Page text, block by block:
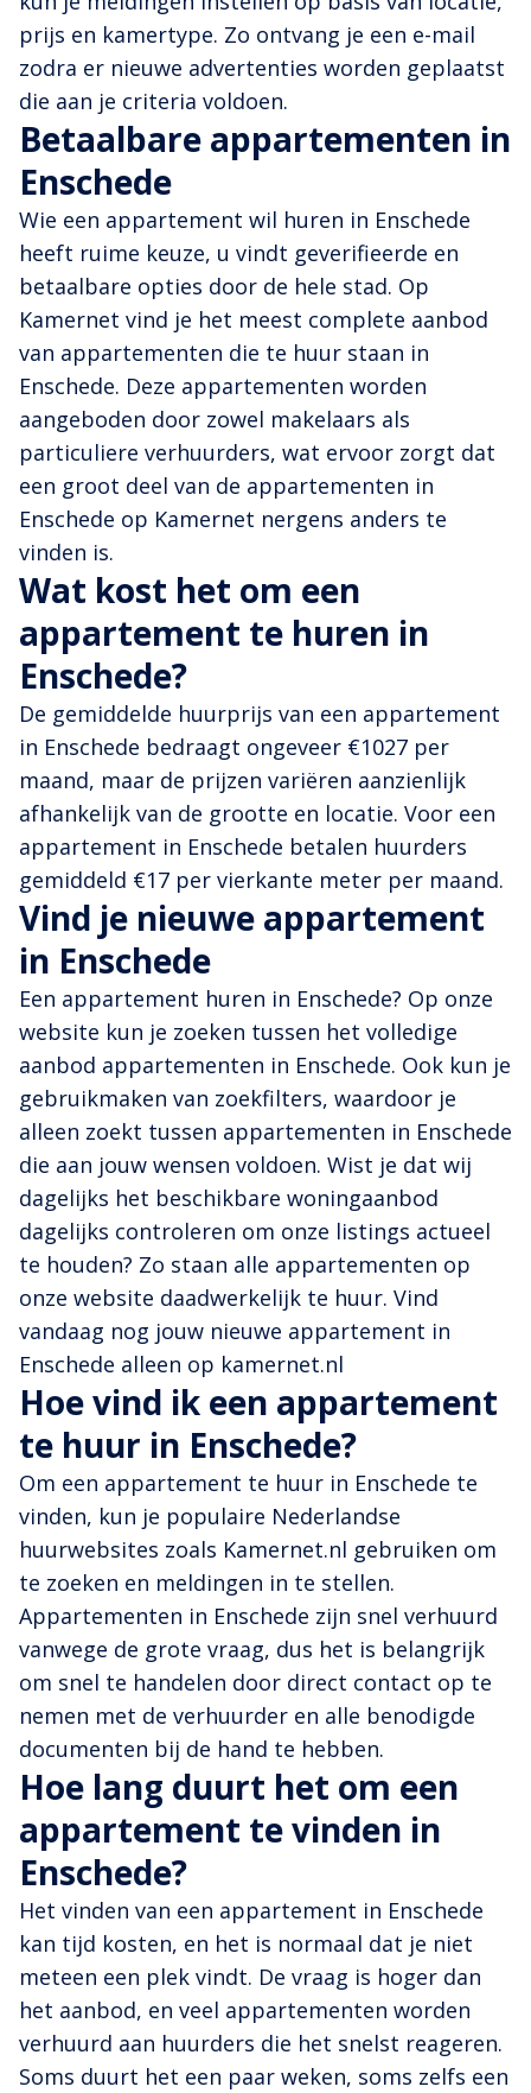
prijs en kamertype. Zo ontvang je een e-mail
zodra er nieuwe advertenties worden geplaatst
die aan je criteria voldoen.
Betaalbare appartementen in
Enschede
Wie een appartement wil huren in Enschede
heeft ruime keuze, u vindt geverifieerde en
betaalbare opties door de hele stad. Op
Kamernet vind je het meest complete aanbod
van appartementen die te huur staan in
Enschede. Deze appartementen worden
aangeboden door zowel makelaars als
particuliere verhuurders, wat ervoor zorgt dat
een groot deel van de appartementen in
Enschede op Kamernet nergens anders te
vinden is.
Wat kost het om een
appartement te huren in
Enschede?
De gemiddelde huurprijs van een appartement
in Enschede bedraagt ongeveer €1027 per
maand, maar de prijzen variëren aanzienlijk
afhankelijk van de grootte en locatie. Voor een
appartement in Enschede betalen huurders
gemiddeld €17 per vierkante meter per maand.
Vind je nieuwe appartement
in Enschede
Een appartement huren in Enschede? Op onze
website kun je zoeken tussen het volledige
aanbod appartementen in Enschede. Ook kun je
gebruikmaken van zoekfilters, waardoor je
alleen zoekt tussen appartementen in Enschede
die aan jouw wensen voldoen. Wist je dat wij
dagelijks het beschikbare woningaanbod
dagelijks controleren om onze listings actueel
te houden? Zo staan alle appartementen op
onze website daadwerkelijk te huur. Vind
vandaag nog jouw nieuwe appartement in
Enschede alleen op kamernet.nl
Hoe vind ik een appartement
te huur in Enschede?
Om een appartement te huur in Enschede te
vinden, kun je populaire Nederlandse
huurwebsites zoals Kamernet.nl gebruiken om
te zoeken en meldingen in te stellen.
Appartementen in Enschede zijn snel verhuurd
vanwege de grote vraag, dus het is belangrijk
om snel te handelen door direct contact op te
nemen met de verhuurder en alle benodigde
documenten bij de hand te hebben.
Hoe lang duurt het om een
appartement te vinden in
Enschede?
Het vinden van een appartement in Enschede
kan tijd kosten, en het is normaal dat je niet
meteen een plek vindt. De vraag is hoger dan
het aanbod, en veel appartementen worden
verhuurd aan huurders die het snelst reageren.
Soms duurt het een paar weken, soms zelfs een